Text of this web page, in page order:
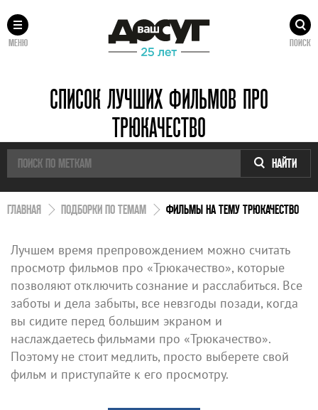
МЕНЮ ПОИСК
СПИСОК ЛУЧШИХ ФИЛЬМОВ ПРО
ТРЮКАЧЕСТВО
НАЙТИ
ГЛАВНАЯ ПОДБОРКИ ПО ТЕМАМ ФИЛЬМЫ НА ТЕМУ ТРЮКАЧЕСТВО
Лучшем время препровождением можно считать
просмотр фильмов про «Трюкачество», которые
позволяют отключить сознание и расслабиться. Все
заботы и дела забыты, все невзгоды позади, когда
вы сидите перед большим экраном и
наслаждаетесь фильмами про «Трюкачество».
Поэтому не стоит медлить, просто выберете свой
фильм и приступайте к его просмотру.